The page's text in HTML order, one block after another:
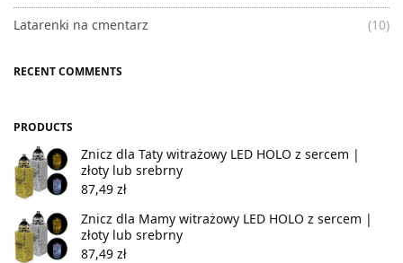
Latarenki na cmentarz
(10)
RECENT COMMENTS
PRODUCTS
Znicz dla Taty witrażowy LED HOLO z sercem |
złoty lub srebrny
87,49 zł
Znicz dla Mamy witrażowy LED HOLO z sercem |
złoty lub srebrny
87,49 zł